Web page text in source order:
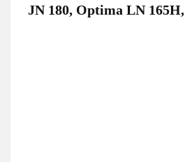
JN 180, Optima LN 165H,